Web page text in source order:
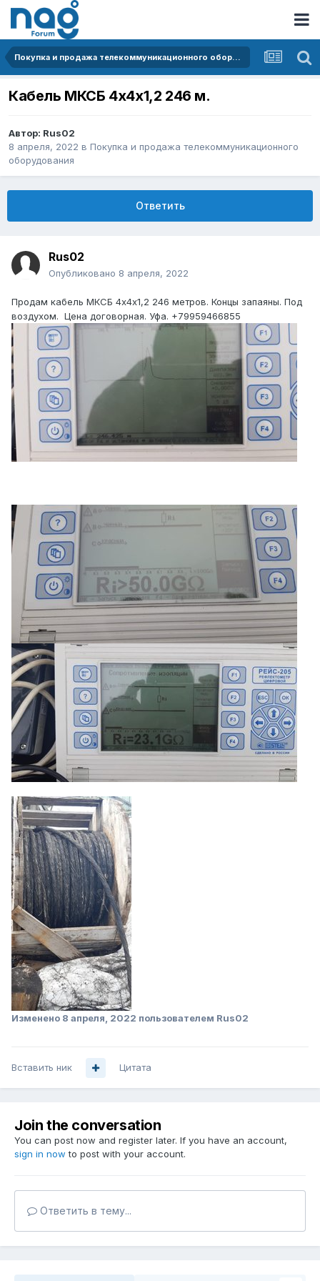
Покупка и продажа телекоммуникационного оборудования
Кабель МКСБ 4х4х1,2 246 м.
Автор: Rus02
8 апреля, 2022 в Покупка и продажа телекоммуникационного
оборудования
Ответить
Rus02
Опубликовано 8 апреля, 2022
Продам кабель МКСБ 4х4х1,2 246 метров. Концы запаяны. Под
воздухом. Цена договорная. Уфа. +79959466855
Изменено 8 апреля, 2022 пользователем Rus02
Вставить ник Цитата
Join the conversation
You can post now and register later. If you have an account,
sign in now to post with your account.
Ответить в тему...